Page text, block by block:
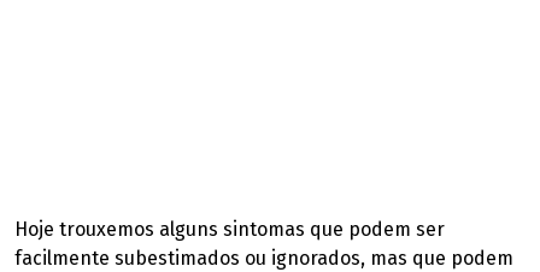
Hoje trouxemos alguns sintomas que podem ser
facilmente subestimados ou ignorados, mas que podem